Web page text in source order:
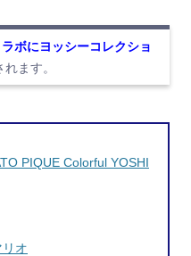
ボにヨッシーコレクショ
ます。
PIQUE Colorful YOSHI
オ